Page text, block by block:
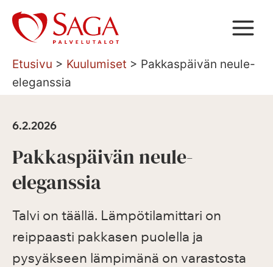
Siirry
sisältöön
Etusivu > Kuulumiset > Pakkaspäivän neule-
eleganssia
6.2.2026
Pakkaspäivän neule-
eleganssia
Talvi on täällä. Lämpötilamittari on
reippaasti pakkasen puolella ja
pysyäkseen lämpimänä on varastosta